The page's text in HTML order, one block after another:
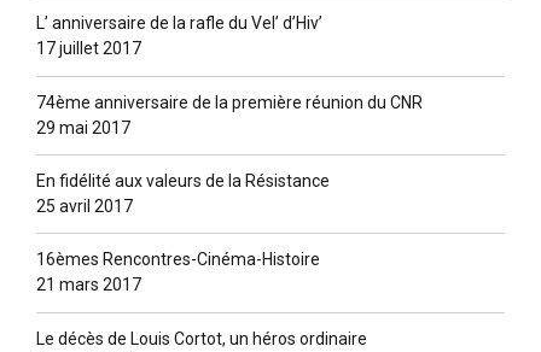
L’ anniversaire de la rafle du Vel’ d’Hiv’
17 juillet 2017
74ème anniversaire de la première réunion du CNR
29 mai 2017
En fidélité aux valeurs de la Résistance
25 avril 2017
16èmes Rencontres-Cinéma-Histoire
21 mars 2017
Le décès de Louis Cortot, un héros ordinaire